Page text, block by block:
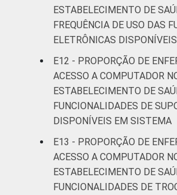
ESTABELECIMENTO DE
FREQUÊNCIA DE USO DAS
ELETRÔNICAS
E12 - PROPORÇÃO DE
ACESSO A COMPUTADOR
ESTABELECIMENTO DE
FUNCIONALIDADES DE
DISPONÍVEIS EM SISTEMA
E13 - PROPORÇÃO DE
ACESSO A COMPUTADOR
ESTABELECIMENTO DE
FUNCIONALIDADES DE